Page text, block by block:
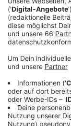
Veröffentlicht:
Anzeige